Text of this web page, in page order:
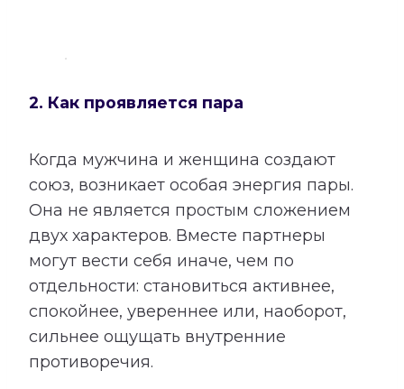
2. Как проявляется пара
Когда мужчина и женщина создают
союз, возникает особая энергия пары.
Она не является простым сложением
двух характеров. Вместе партнеры
могут вести себя иначе, чем по
отдельности: становиться активнее,
спокойнее, увереннее или, наоборот,
сильнее ощущать внутренние
противоречия.